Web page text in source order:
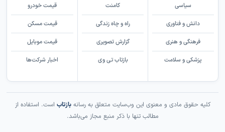
سیاسی
دانش و فناوری
فرهنگی و هنری
پزشکی و سلامت
کامنت
راه و چاه زندگی
گزارش تصویری
بازتاب تی وی
قیمت خودرو
قیمت مسکن
قیمت موبایل
اخبار شرکت‌ها
کلیه حقوق مادی و معنوی این وب‌سایت متعلق به رسانهبازتاب است. استفاده از
مطالب تنها با ذکر منبع مجاز می‌باشد.